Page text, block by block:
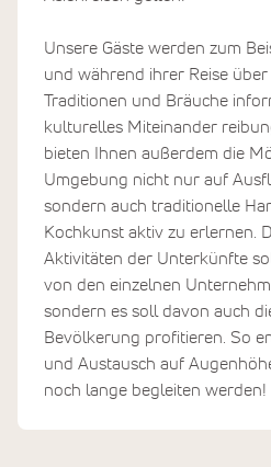
Unsere Gäste werden zum
und während ihrer Reise über
Traditionen und Bräuche
kulturelles Miteinander
bieten Ihnen außerdem die
Umgebung nicht nur auf
sondern auch traditionelle
Kochkunst aktiv zu erlernen.
Aktivitäten der Unterkünfte
von den einzelnen
sondern es soll davon auch
Bevölkerung profitieren. So
und Austausch auf
noch lange begleiten werden!